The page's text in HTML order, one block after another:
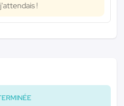
j'attendais !